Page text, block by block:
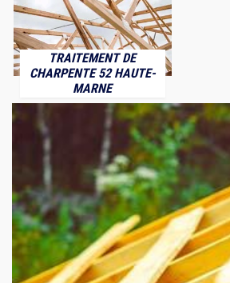
TRAITEMENT DE
CHARPENTE 52 HAUTE-
MARNE